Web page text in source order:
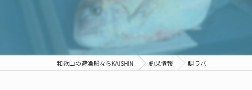
シロアマダイ
和歌山の遊漁船ならKAISHIN 釣果情報 鯛ラバ